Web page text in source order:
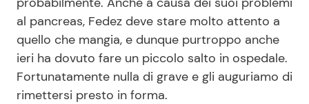
al pancreas, Fedez deve stare molto attento a
quello che mangia, e dunque purtroppo anche
ieri ha dovuto fare un piccolo salto in ospedale.
Fortunatamente nulla di grave e gli auguriamo di
rimettersi presto in forma.